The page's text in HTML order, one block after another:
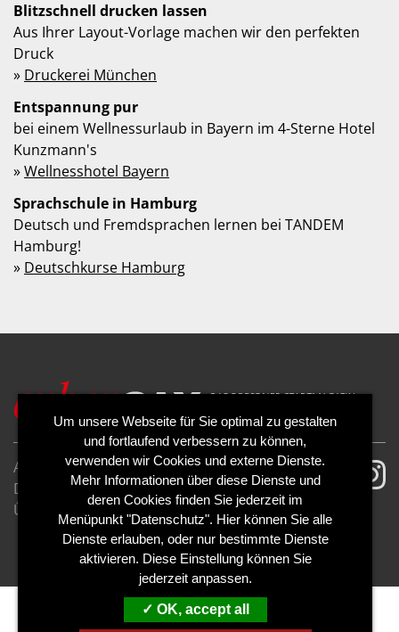
Blitzschnell drucken lassen
Aus Ihrer Layout-Vorlage machen wir den perfekten
Druck
» Druckerei München
Entspannung pur
bei einem Wellnessurlaub in Bayern im 4-Sterne Hotel
Kunzmann's
»Wellnesshotel Bayern
Sprachschule in Hamburg
Deutsch und Fremdsprachen lernen bei TANDEM
Hamburg!
» Deutschkurse Hamburg
AGB
Impressum
Datenschutzerklärung
Cookies
Über uns
Kontakt
Mediadaten
Abo kündigen
Abo widerrufen
Um unsere Webseite für Sie optimal zu gestalten
und fortlaufend verbessern zu können,
verwenden wir Cookies und externe Dienste.
Mehr Informationen über diese Dienste und
deren Cookies finden Sie jederzeit im
Menüpunkt "Datenschutz". Hier können Sie alle
Dienste erlauben, oder nur bestimmte Dienste
aktivieren. Diese Einstellung können Sie
jederzeit anpassen.
OK, accept all